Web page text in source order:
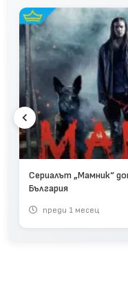
Сериалът „Мамник“
България
преди 1 месец